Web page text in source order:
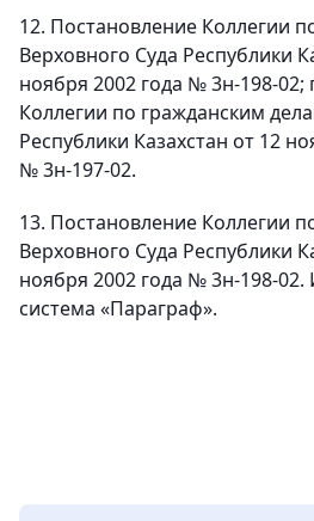
12. Постановление Коллегии
Верховного Суда Республики
ноября 2002 года № 3н-198-02;
Коллегии по гражданским
Республики Казахстан от 12
№ 3н-197-02.
13. Постановление Коллегии
Верховного Суда Республики
ноября 2002 года № 3н-198-
система «Параграф».